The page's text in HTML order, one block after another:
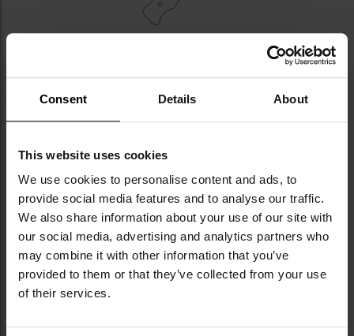
Consent Details About
This website uses cookies
We use cookies to personalise content and ads, to
provide social media features and to analyse our traffic.
We also share information about your use of our site with
our social media, advertising and analytics partners who
may combine it with other information that you’ve
provided to them or that they’ve collected from your use
of their services.
RĘKOJEŚĆ Z KOMPOZYTU MICARTA
Rękojeść maczety została wykonana z kompozytu
cechuje się bardzo dobrą wytrzymałością
oraz zmienne warunki atmosferyczne.
faktura okładzin w połączeniu z ichergonomicznym
kształtemgwarantuje pewny chwyt w trakcie pracy z
narzędziem.